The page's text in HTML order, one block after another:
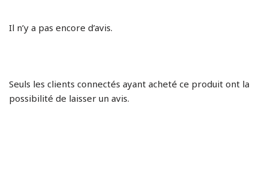
Il n’y a pas encore d’avis.
Seuls les clients connectés ayant acheté ce produit ont la
possibilité de laisser un avis.